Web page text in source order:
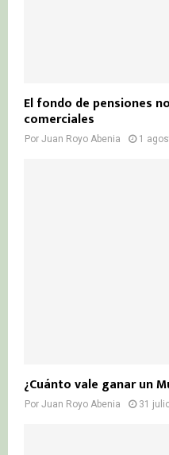
El fondo de pensiones
comerciales
Por Juan Royo Abenia 1
¿Cuánto vale ganar un
Por Juan Royo Abenia 31